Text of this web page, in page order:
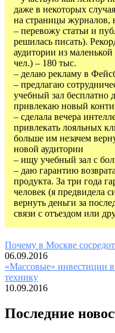
даже в некоторых
на страницы журналов,
– перевожу статьи и
решилась писать).
аудитории из
чел.) – 180 тыс.
– делаю рекламу в
– предлагаю
учебный зал бесплатно
привлекаю новый
– сделала вечера
привлекать лояльных
больше им незачем
новой аудитории
– ищу учебный зал с
– даю гарантию
продукта. За три года
человек (я предвидела
вернуть деньги за
связи с отъездом или
Почему в Москве
06.09.2016
«Массовые» инвестиции
технику
10.09.2016
Последние